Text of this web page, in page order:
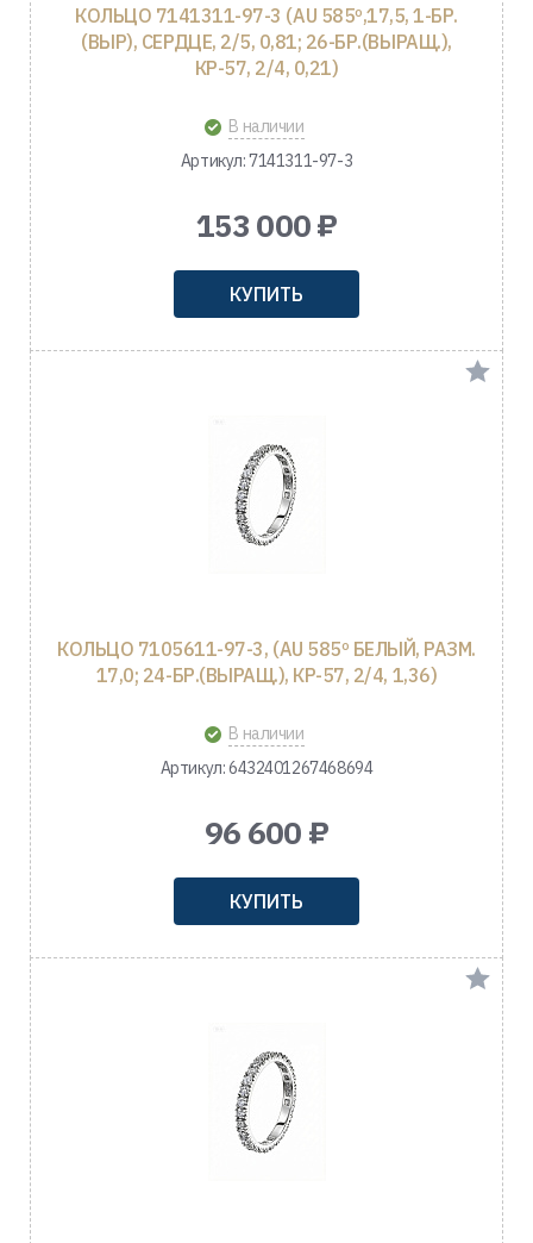
КОЛЬЦО 7141311-97-3 (AU 585º,17,5, 1-БР.
(ВЫР), СЕРДЦЕ, 2/5, 0,81; 26-БР.(ВЫРАЩ.),
КР-57, 2/4, 0,21)
В наличии
Артикул: 7141311-97-3
153 000 ₽
КУПИТЬ
КОЛЬЦО 7105611-97-3, (AU 585º БЕЛЫЙ, РАЗМ.
17,0; 24-БР.(ВЫРАЩ.), КР-57, 2/4, 1,36)
В наличии
Артикул: 6432401267468694
96 600 ₽
КУПИТЬ